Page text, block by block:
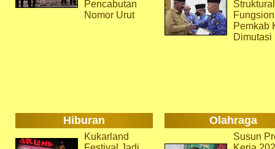
Pencabutan
Nomor Urut
Pemkab
Dimutasi
Hiburan Olahraga
Kukarland
Susun